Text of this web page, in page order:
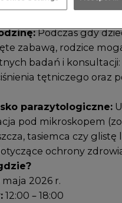
Podczas gdy
zabawą, rodzice
badań i konsultacji:
tętniczego oraz
parazytologiczne:
pod mikroskopem
tasiemca czy glistę
ochrony
2026 r.
12:00 – 18:00